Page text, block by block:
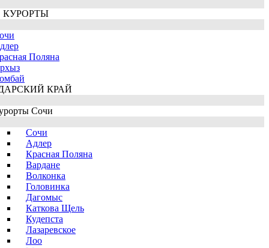
КУРОРТЫ
Поляна
КРАЙ
Сочи
Сочи
Адлер
Красная Поляна
Вардане
Волконка
Головинка
Дагомыс
Каткова Щель
Кудепста
Лазаревское
Лоо